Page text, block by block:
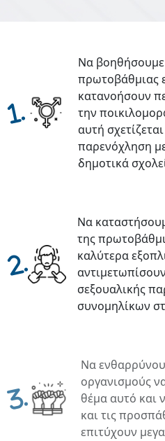
.
Να βοηθήσουμε
πρωτοβάθμιας
κατανοήσουν
την
αυτή
παρενόχληση
δημοτικά
.
Να
της
καλύτερα
σεξουαλικής
συνομηλίκων
.
Να
οργανισμούς
θέμα αυτό και
και τις
επιτύχουν